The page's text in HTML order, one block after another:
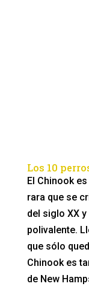
Los 10
El Chinook
rara que se
del siglo XX
polivalente.
que sólo
Chinook es
de New